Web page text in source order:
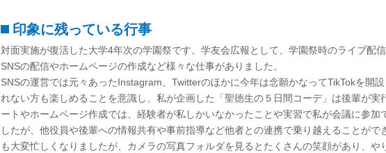
印象に残っている行事
対面実施が復活した大学4年次の学園祭です。学友会広報として、学園祭時のライブ配信
SNSの配信やホームページの作成など様々な仕事がありました。
SNSの運営では元々あったInstagram、Twitterのほかに今年は念願かなってTikTokを開
れない方も楽しめることを意識し、私が企画した「聖徳生の５日間コーデ」は後輩が実
ートやホームページ作成では、経験者が私しかいなかったことや実習で私が会議に参加
したが、他役員や後輩への情報共有や事前指導など他者との連携で乗り越えることがで
も大変忙しくなりましたが、カメラの写真フォルダを見るとたくさんの笑顔があり、や